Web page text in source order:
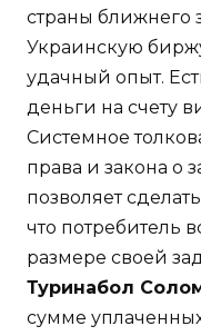
страны ближнего
Украинскую
удачный опыт.
деньги на счету
Системное
права и закона о
позволяет
что потребитель
размере своей
Туринабол
сумме